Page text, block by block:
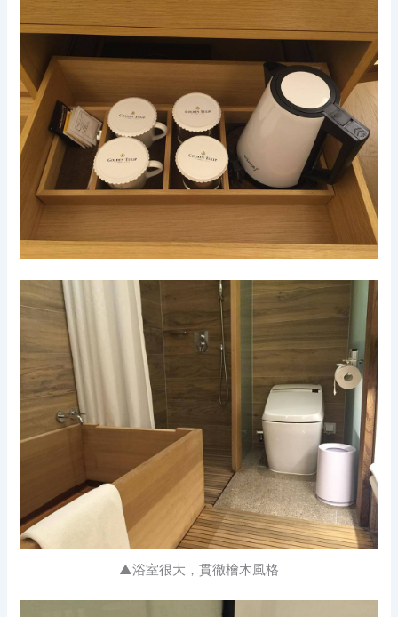
▲浴室很大，貫徹檜木風格